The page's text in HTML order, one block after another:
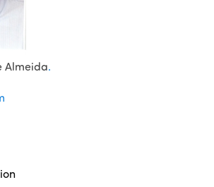
Almeida.